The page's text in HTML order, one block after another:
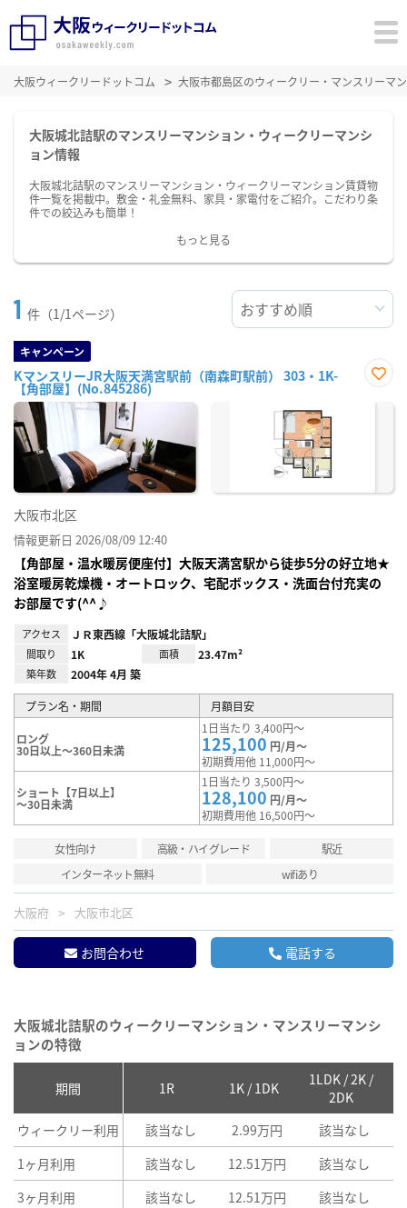
大阪ウィークリードットコム 大阪市都島区のウィークリー・マンスリーマ
大阪城北詰駅のマンスリーマンション・ウィークリーマンシ
ョン情報
大阪城北詰駅のマンスリーマンション・ウィークリーマンション賃貸物
件一覧を掲載中。敷金・礼金無料、家具・家電付をご紹介。こだわり条
件での絞込みも簡単！
もっと見る
1 件（1/1ページ）
キャンペーン
KマンスリーJR大阪天満宮駅前（南森町駅前） 303・1K-
【角部屋】(No.845286)
に入
大阪市北区
情報更新日 2026/08/09 12:40
【角部屋・温水暖房便座付】大阪天満宮駅から徒歩5分の好立地★
浴室暖房乾燥機・オートロック、宅配ボックス・洗面台付充実の
お部屋です(^^♪
アクセス ＪＲ東西線「大阪城北詰駅」
間取り 1K 面積 23.47m²
築年数 2004年 4月 築
プラン名・期間 月額目安
ロング
30日以上～360日未満
1日当たり 3,400円～
125,100 円/月～
初期費用他 11,000円～
ショート【7日以上】
～30日未満
1日当たり 3,500円～
128,100 円/月～
初期費用他 16,500円～
女性向け 高級・ハイグレード
駅近
インターネット無料
wifiあり
大阪府 大阪市北区
お問合わせ 電話する
大阪城北詰駅のウィークリーマンション・マンスリーマンシ
ョンの特徴
期間 1R 1K / 1DK
1LDK / 2K /
2DK
ウィークリー利用 該当なし 2.99万円 該当なし
1ヶ月利用
該当なし 12.51万円 該当なし
3ヶ月利用
該当なし 12.51万円 該当なし